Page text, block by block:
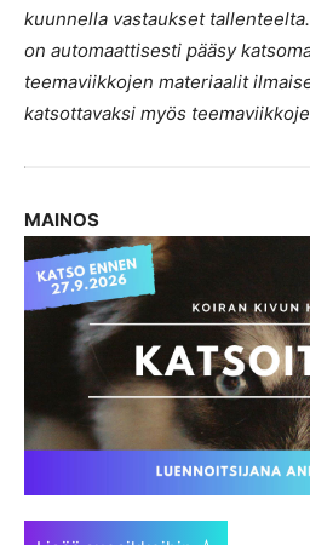
kuunnella vastaukset tallenteelta.
on automaattisesti pääsy
teemaviikkojen materiaalit
katsottavaksi myös
MAINOS